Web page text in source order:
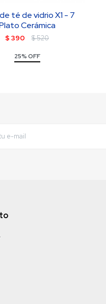
té de vidrio X1 - 7
Cerámica
$ 390 $520
25% OFF